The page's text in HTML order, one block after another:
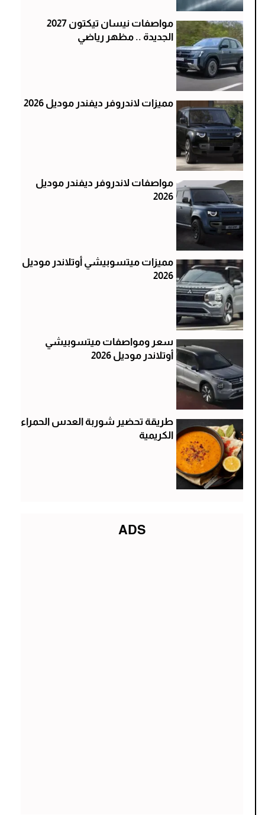
مواصفات نيسان تيكتون 2027
الجديدة .. مظهر رياضي
مميزات لاندروفر ديفندر موديل 2026
مواصفات لاندروفر ديفندر موديل
2026
مميزات ميتسوبيشي أوتلاندر موديل
2026
سعر ومواصفات ميتسوبيشي
أوتلاندر موديل 2026
طريقة تحضير شوربة العدس الحمراء
الكريمية
ADS